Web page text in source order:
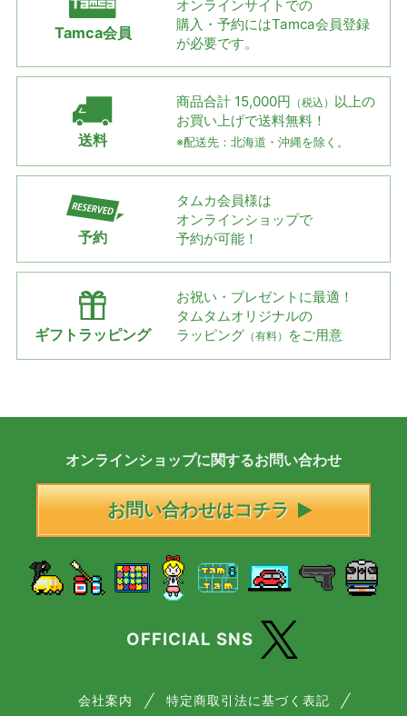
Tamca会員
オンラインサイトでの
購入・予約にはTamca会員登録
が必要です。
送料
商品合計 15,000円 （税込） 以上の
お買い上げで送料無料！
※配送先：北海道・沖縄を除く。
予約
タムカ会員様は
オンラインショップで
予約が可能！
ギフトラッピング
お祝い・プレゼントに最適！
タムタムオリジナルの
ラッピング （有料） をご用意
オンラインショップに関するお問い合わせ
お問い合わせはコチラ
OFFICIAL SNS
会社案内 特定商取引法に基づく表記